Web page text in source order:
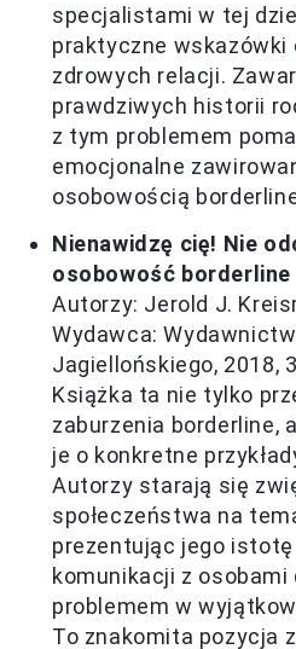
specjalistami w tej
praktyczne wskazówki
zdrowych relacji.
prawdziwych historii
z tym problemem
emocjonalne
osobowością
Nienawidzę cię! Nie
osobowość borderline
Autorzy: Jerold J.
Wydawca:
Jagiellońskiego, 2018,
Książka ta nie tylko
zaburzenia borderline,
je o konkretne
Autorzy starają się
społeczeństwa na
prezentując jego
komunikacji z
problemem w
To znakomita pozycja